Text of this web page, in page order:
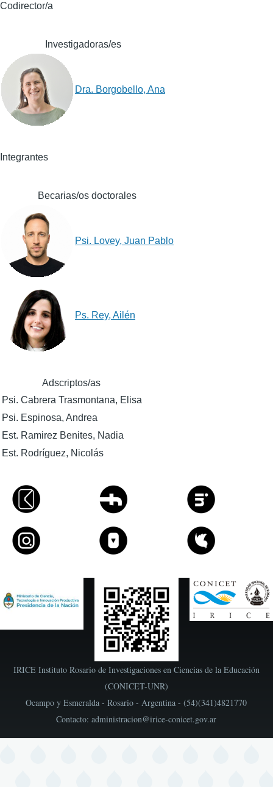
Codirector/a
Investigadoras/es
Dra. Borgobello, Ana
Integrantes
Becarias/os doctorales
Psi. Lovey, Juan Pablo
Ps. Rey, Ailén
Adscriptos/as
Psi. Cabrera Trasmontana, Elisa
Psi. Espinosa, Andrea
Est. Ramirez Benites, Nadia
Est. Rodríguez, Nicolás
IRICE Instituto Rosario de Investigaciones en Ciencias de la Educación
(CONICET-UNR)
Ocampo y Esmeralda - Rosario - Argentina - (54)(341)4821770
Contacto: administracion@irice-conicet.gov.ar